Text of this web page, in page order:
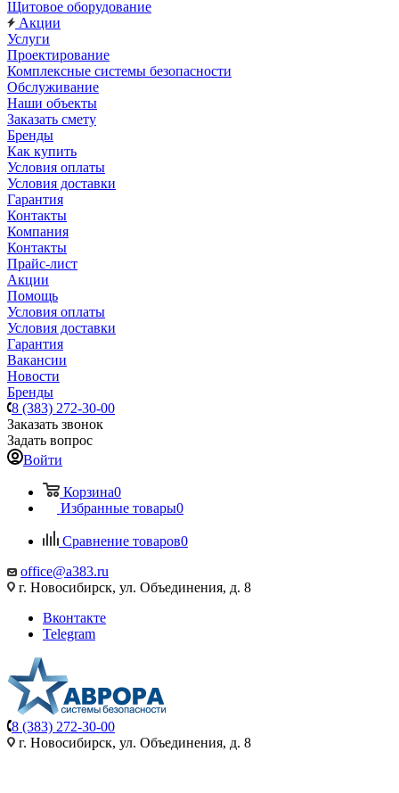
Щитовое оборудование
Акции
Услуги
Проектирование
Комплексные системы безопасности
Обслуживание
Наши объекты
Заказать смету
Бренды
Как купить
Условия оплаты
Условия доставки
Гарантия
Контакты
Компания
Контакты
Прайс-лист
Акции
Помощь
Условия оплаты
Условия доставки
Гарантия
Вакансии
Новости
Бренды
8 (383) 272-30-00
Заказать звонок
Задать вопрос
Войти
Корзина0
Избранные товары0
Сравнение товаров0
office@a383.ru
г. Новосибирск, ул. Объединения, д. 8
Вконтакте
Telegram
8 (383) 272-30-00
г. Новосибирск, ул. Объединения, д. 8